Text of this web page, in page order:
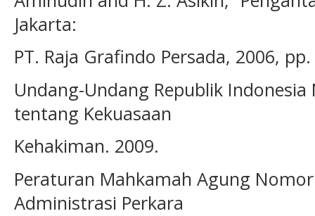
Jakarta:
PT. Raja Grafindo Persada, 2006,
Undang-Undang Republik
tentang Kekuasaan
Kehakiman. 2009.
Peraturan Mahkamah Agung
Administrasi Perkara